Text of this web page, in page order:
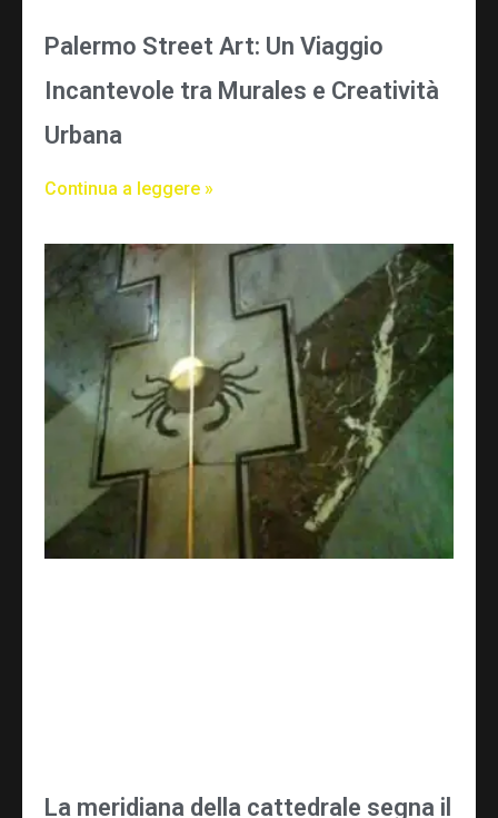
Palermo Street Art: Un Viaggio
Incantevole tra Murales e Creatività
Urbana
Continua a leggere »
La meridiana della cattedrale segna il